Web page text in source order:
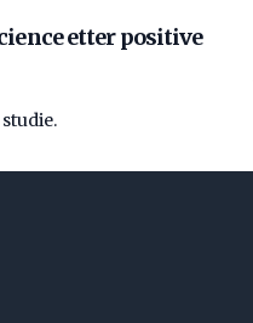
etter positive